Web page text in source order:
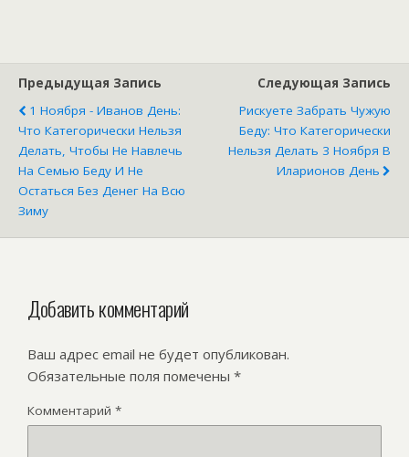
Предыдущая Запись
1 Ноября - Иванов День:
Что Категорически Нельзя
Делать, Чтобы Не Навлечь
На Семью Беду И Не
Остаться Без Денег На Всю
Зиму
Следующая Запись
Рискуете Забрать Чужую
Беду: Что Категорически
Нельзя Делать 3 Ноября В
Иларионов День
Добавить комментарий
Ваш адрес email не будет опубликован.
Обязательные поля помечены *
Комментарий *